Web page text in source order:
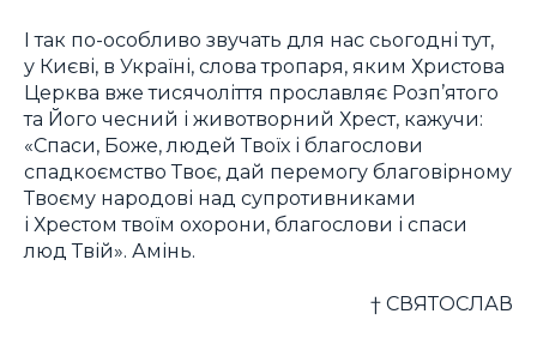
І так по-особливо звучать для нас сьогодні тут,
у Києві, в Україні, слова тропаря, яким Христова
Церква вже тисячоліття прославляє Розп’ятого
та Його чесний і животворний Хрест, кажучи:
«Спаси, Боже, людей Твоїх і благослови
спадкоємство Твоє, дай перемогу благовірному
Твоєму народові над супротивниками
і Хрестом твоїм охорони, благослови і спаси
люд Твій». Амінь.
† СВЯТОСЛАВ